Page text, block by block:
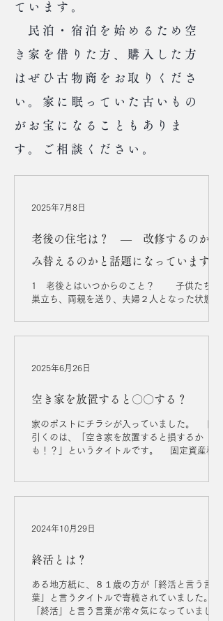
ています。
​ 民泊・宿泊を始めるため空
き家を借りた方、購入した方
はぜひ古物商をお取りくださ
い。家に眠っていた古いもの
がお宝になることもありま
す。ご相談ください。
老後の住宅は？ ― 改修するのか住
み替えるのかと話題になっています
ね。
1 老後とはいつからのこと？ 子供たちが
巣立ち、両親を送り、夫婦２人となった状態と
この問題は戸建てでもマンションで同じ。
いといえます。...
2025年7月8日
空き家を放置すると〇〇する？
家のポストにチラシが入っていました。 目を
引くのは、「空き家を放置すると損するか
も！？」というタイトルです。 固定資産税が
2025年6月26日
終活とは？
ある地方紙に、８１歳の方が「終活と言う言
葉」と言うタイトルで寄稿されていました。
「終活」と言う言葉が常々気になっていました
2024年10月29日